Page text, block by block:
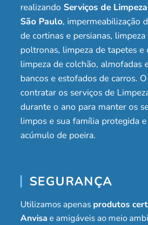
realizando Serviços de
São Paulo, impermeabilização
de cortinas e persianas,
poltronas, limpeza de tapetes e
limpeza de colchão, almofadas
bancos e estofados de carros.
contratar os serviços de
durante o ano para manter os
limpos e sua família protegida
acúmulo de poeira.
SEGURANÇA
Utilizamos apenas produtos
Anvisae amigáveis ao meio